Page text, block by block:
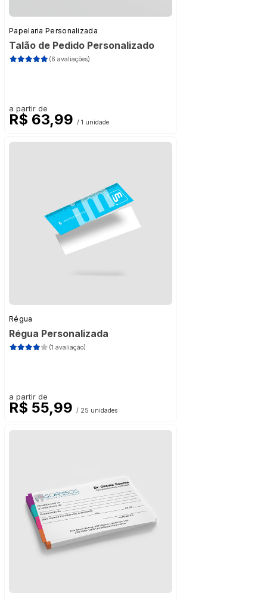
Papelaria Personalizada
Talão de Pedido Personalizado
(6 avaliações)
a partir de
R$ 63,99 / 1 unidade
Régua
Régua Personalizada
(1 avaliação)
a partir de
R$ 55,99 / 25 unidades